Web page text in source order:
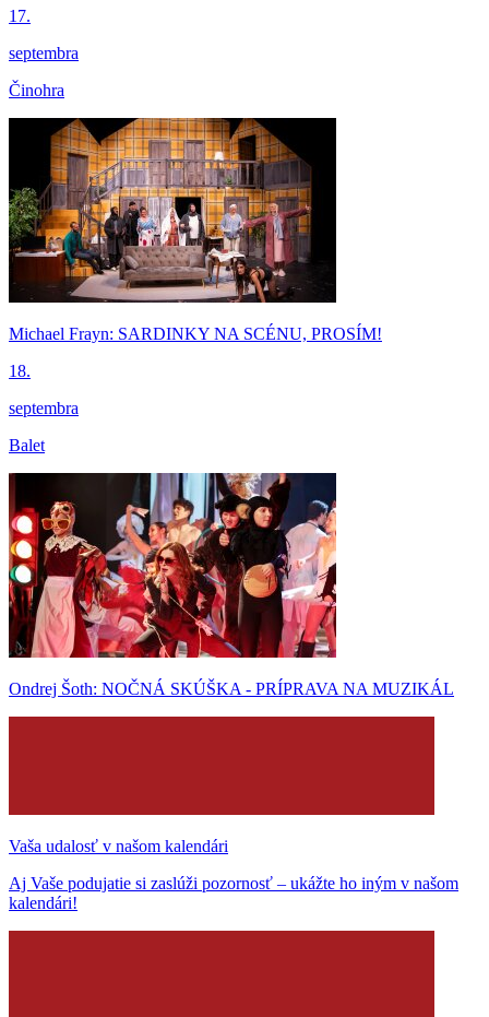
17.
septembra
Činohra
Michael Frayn: SARDINKY NA SCÉNU, PROSÍM!
18.
septembra
Balet
Ondrej Šoth: NOČNÁ SKÚŠKA - PRÍPRAVA NA MUZIKÁL
Vaša udalosť v našom kalendári
Aj Vaše podujatie si zaslúži pozornosť – ukážte ho iným v našom
kalendári!